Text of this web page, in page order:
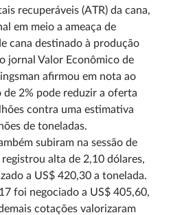
recuperáveis (ATR) da cana,
em meio a ameaça de
cana destinado à produção
jornal Valor Econômico de
afirmou em nota ao
de 2% pode reduzir a oferta
contra uma estimativa
de toneladas.
subiram na sessão de
alta de 2,10 dólares,
a US$ 420,30 a tonelada.
foi negociado a US$ 405,60,
cotações valorizaram